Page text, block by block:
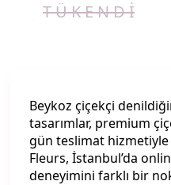
T Ü K E N D İ
Beykoz çiçekçi
tasarımlar, premium
gün teslimat
Fleurs, İstanbul’da
deneyimini farklı bir